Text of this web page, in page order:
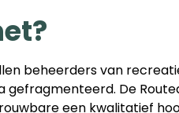
beheerders van
gefragmenteerd. De
een kwalitatief